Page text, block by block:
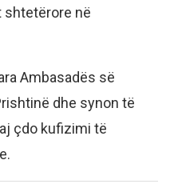
shtetërore në
Ambasadës së
dhe synon të
çdo kufizimi të